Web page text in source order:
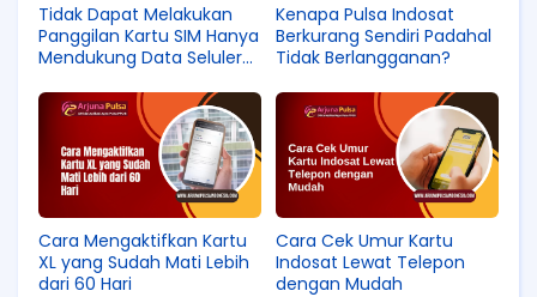
Tidak Dapat Melakukan
Panggilan Kartu SIM Hanya
Mendukung Data Seluler
Solusinya!
Kenapa Pulsa Indosat
Berkurang Sendiri Padahal
Tidak Berlangganan?
Cara Mengaktifkan Kartu
XL yang Sudah Mati Lebih
dari 60 Hari
Cara Cek Umur Kartu
Indosat Lewat Telepon
dengan Mudah